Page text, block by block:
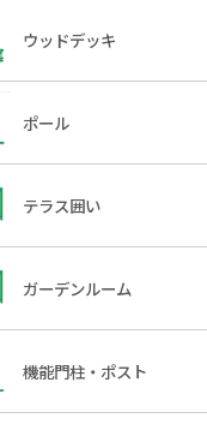
ウッドデッキ
ポール
テラス囲い
ガーデンルーム
機能門柱・ポスト